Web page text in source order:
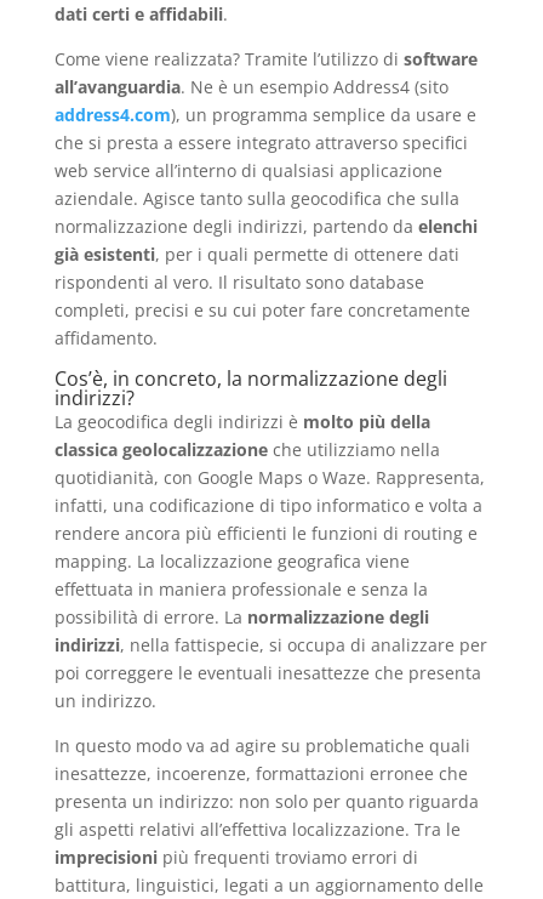
dati certi e affidabili.
Come viene realizzata? Tramite l’utilizzo di software
all’avanguardia. Ne è un esempio Address4 (sito
address4.com), un programma semplice da usare e
che si presta a essere integrato attraverso specifici
web service all’interno di qualsiasi applicazione
aziendale. Agisce tanto sulla geocodifica che sulla
normalizzazione degli indirizzi, partendo da elenchi
già esistenti, per i quali permette di ottenere dati
rispondenti al vero. Il risultato sono database
completi, precisi e su cui poter fare concretamente
affidamento.
Cos’è, in concreto, la normalizzazione degli
indirizzi?
La geocodifica degli indirizzi è molto più della
classica geolocalizzazioneche utilizziamo nella
quotidianità, con Google Maps o Waze. Rappresenta,
infatti, una codificazione di tipo informatico e volta a
rendere ancora più efficienti le funzioni di routing e
mapping. La localizzazione geografica viene
effettuata in maniera professionale e senza la
possibilità di errore. La normalizzazione degli
indirizzi, nella fattispecie, si occupa di analizzare per
poi correggere le eventuali inesattezze che presenta
un indirizzo.
In questo modo va ad agire su problematiche quali
inesattezze, incoerenze, formattazioni erronee che
presenta un indirizzo: non solo per quanto riguarda
gli aspetti relativi all’effettiva localizzazione. Tra le
imprecisionipiù frequenti troviamo errori di
battitura, linguistici, legati a un aggiornamento delle